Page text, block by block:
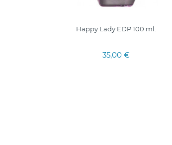
Happy Lady EDP 100 ml.
35,00 €